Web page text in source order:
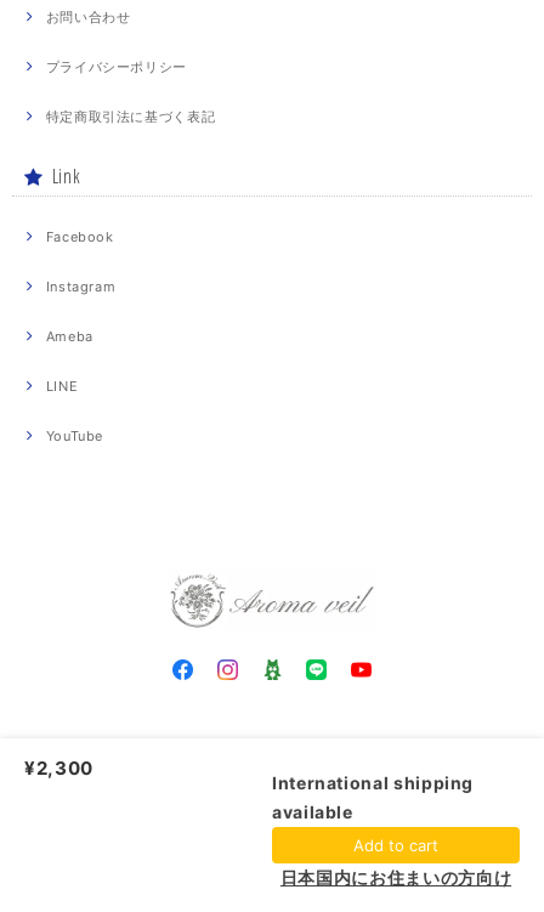
お問い合わせ
プライバシーポリシー
特定商取引法に基づく表記
Link
Facebook
Instagram
Ameba
LINE
YouTube
Aroma veil アロマヴェール | プライバシーポリシー 特定商取引法に基づく表記
¥2,300
International shipping
available
Add to cart
日本国内にお住まいの方向け
ショップに質問する